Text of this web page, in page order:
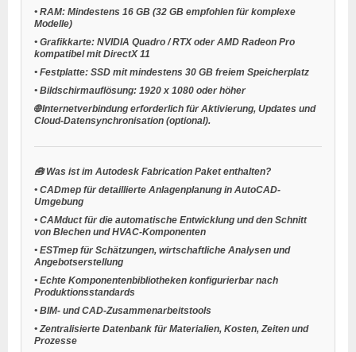
• RAM: Mindestens 16 GB (32 GB empfohlen für komplexe
Modelle)
• Grafikkarte: NVIDIA Quadro / RTX oder AMD Radeon Pro
kompatibel mit DirectX 11
• Festplatte: SSD mit mindestens 30 GB freiem Speicherplatz
• Bildschirmauflösung: 1920 x 1080 oder höher
🌐Internetverbindung erforderlich für Aktivierung, Updates und
Cloud-Datensynchronisation (optional).
🧰Was ist im Autodesk Fabrication Paket enthalten?
• CADmep für detaillierte Anlagenplanung in AutoCAD-
Umgebung
• CAMductfür die automatische Entwicklung und den Schnitt
von Blechen und HVAC-Komponenten
• ESTmep für Schätzungen, wirtschaftliche Analysen und
Angebotserstellung
• Echte Komponentenbibliotheken konfigurierbar nach
Produktionsstandards
• BIM- und CAD-Zusammenarbeitstools
• Zentralisierte Datenbank für Materialien, Kosten, Zeiten und
Prozesse